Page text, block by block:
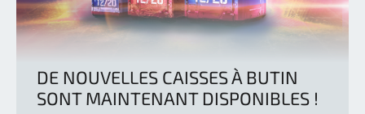
DE NOUVELLES CAISSES À BUTIN
SONT MAINTENANT DISPONIBLES !